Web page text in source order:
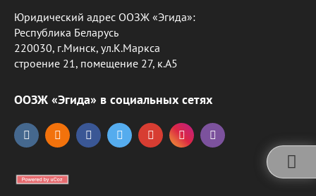
Юридический адрес ООЗЖ «Эгида»:
Республика Беларусь
220030, г.Минск, ул.К.Маркса
строение 21, помещение 27, к.А5
ООЗЖ «Эгида» в социальных сетях